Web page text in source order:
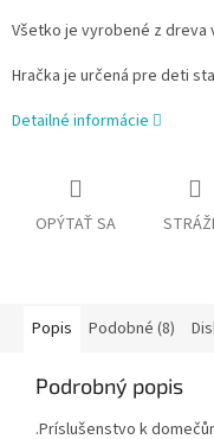
Všetko je vyrobené z dreva
Hračka je určená pre deti
Detailné informácie
OPÝTAŤ SA
Popis Podobné (8)
Podrobný popis
.Príslušenstvo k